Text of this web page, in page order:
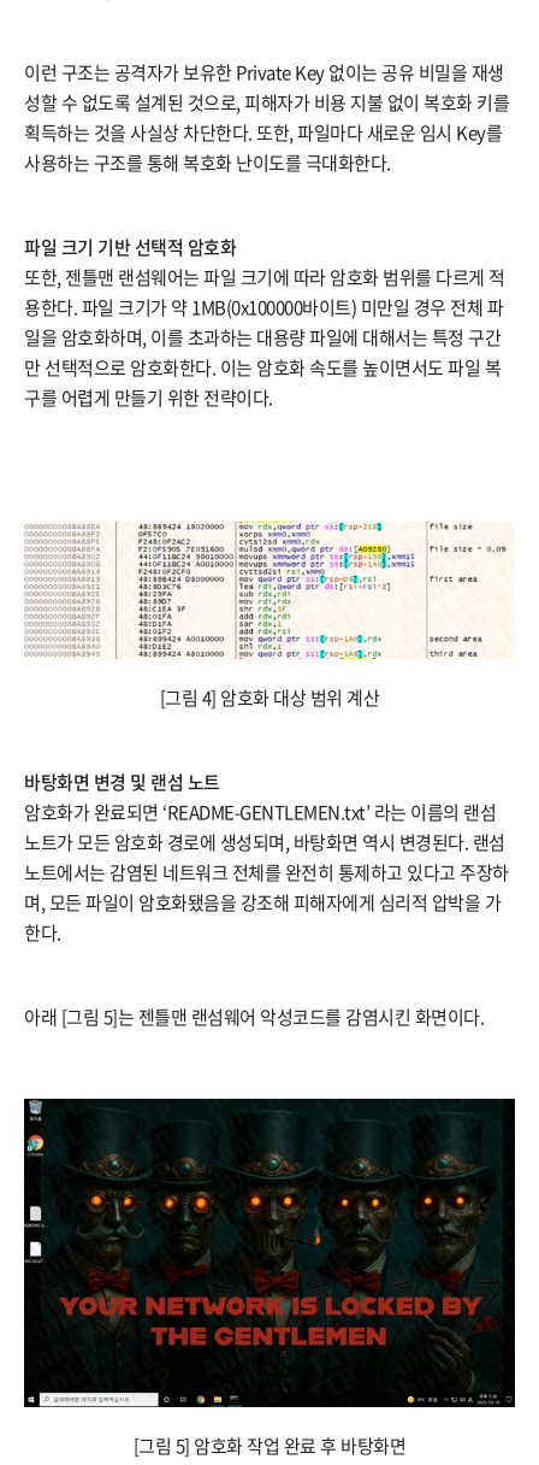
이런 구조는 공격자가 보유한 Private Key 없이는 공유 비밀을 재생
성할 수 없도록 설계된 것으로, 피해자가 비용 지불 없이 복호화 키를
획득하는 것을 사실상 차단한다. 또한, 파일마다 새로운 임시 Key를
사용하는 구조를 통해 복호화 난이도를 극대화한다.
파일 크기 기반 선택적 암호화
또한, 젠틀맨 랜섬웨어는 파일 크기에 따라 암호화 범위를 다르게 적
용한다. 파일 크기가 약 1MB(0x100000바이트) 미만일 경우 전체 파
일을 암호화하며, 이를 초과하는 대용량 파일에 대해서는 특정 구간
만 선택적으로 암호화한다. 이는 암호화 속도를 높이면서도 파일 복
구를 어렵게 만들기 위한 전략이다.
[그림 4] 암호화 대상 범위 계산
바탕화면 변경 및 랜섬 노트
암호화가 완료되면 ‘README-GENTLEMEN.txt’ 라는 이름의 랜섬
노트가 모든 암호화 경로에 생성되며, 바탕화면 역시 변경된다. 랜섬
노트에서는 감염된 네트워크 전체를 완전히 통제하고 있다고 주장하
며, 모든 파일이 암호화됐음을 강조해 피해자에게 심리적 압박을 가
한다.
아래 [그림 5]는 젠틀맨 랜섬웨어 악성코드를 감염시킨 화면이다.
[그림 5] 암호화 작업 완료 후 바탕화면